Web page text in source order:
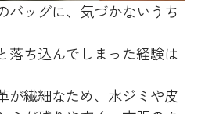
バッグに、気づかないうち
落ち込んでしまった経験は
が繊細なため、水ジミや皮